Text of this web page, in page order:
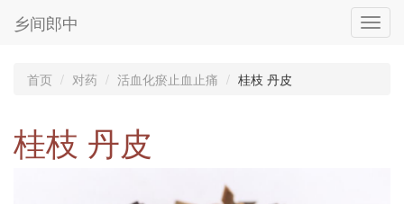
乡间郎中
首页 对药 活血化瘀止血止痛 桂枝 丹皮
桂枝 丹皮